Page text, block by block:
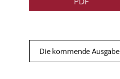
Die kommende